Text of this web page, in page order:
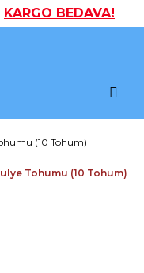
KARGO BEDAVA!